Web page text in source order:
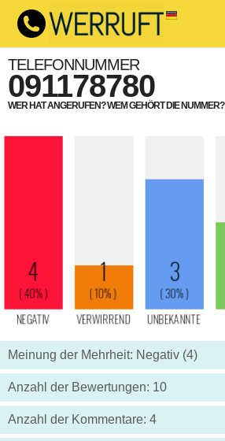
TELEFONNUMMER
091178780
WER HAT ANGERUFEN? WEM GEHÖRT DIE NUMMER?
Meinung der Mehrheit: Negativ (4)
Anzahl der Bewertungen: 10
Anzahl der Kommentare: 4